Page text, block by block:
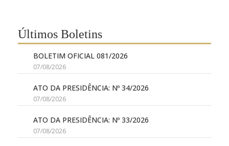
Últimos Boletins
BOLETIM OFICIAL 081/2026
07/08/2026
ATO DA PRESIDÊNCIA: Nº 34/2026
07/08/2026
ATO DA PRESIDÊNCIA: Nº 33/2026
07/08/2026